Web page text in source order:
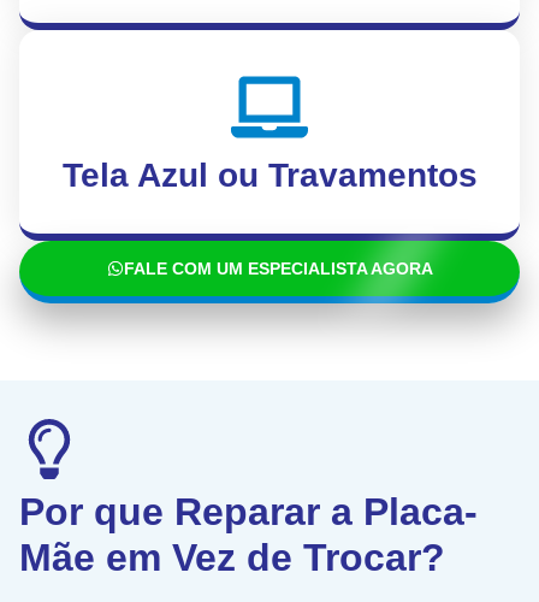
Tela Azul ou Travamentos
FALE COM UM ESPECIALISTA AGORA
Por que Reparar a Placa-
Mãe em Vez de Trocar?